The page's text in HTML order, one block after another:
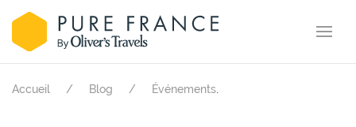
Accueil Blog Événements.